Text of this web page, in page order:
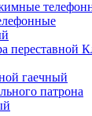
гаечный
патрона